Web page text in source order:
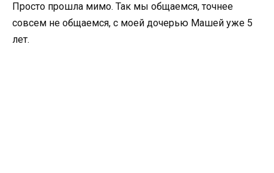
Просто прошла мимо. Так мы общаемся, точнее
совсем не общаемся, с моей дочерью Машей уже 5
лет.